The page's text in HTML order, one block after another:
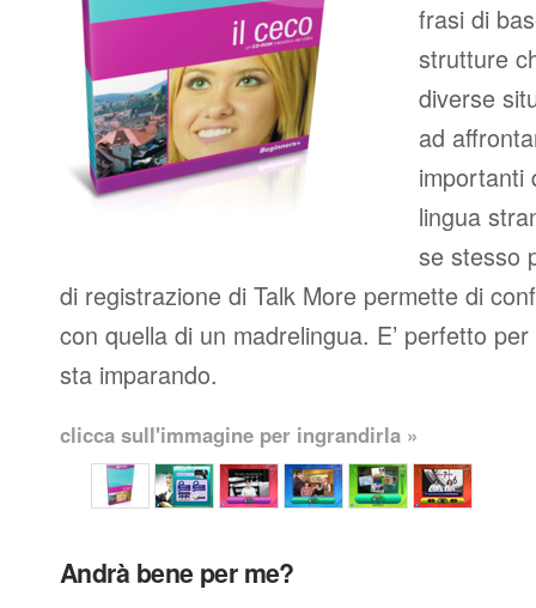
frasi di
strutture
diverse
ad
importanti
lingua
se stesso
di registrazione di Talk More permette di
con quella di un madrelingua. E’ perfetto
sta imparando.
clicca sull'immagine per ingrandirla »
Andrà bene per me?